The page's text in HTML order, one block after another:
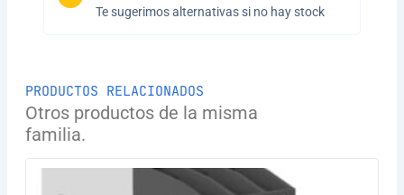
Te sugerimos alternativas si no hay stock
PRODUCTOS RELACIONADOS
Otros productos de la misma
familia.